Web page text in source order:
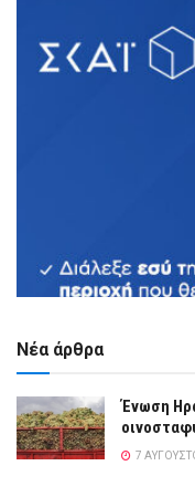
Νέα άρθρα
Ένωση
7